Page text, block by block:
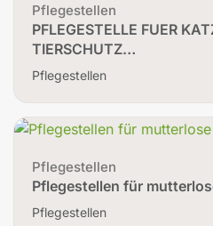
Pflegestellen
PFLEGESTELLE FUER
TIERSCHUTZ…
Pflegestellen
Pflegestellen
Pflegestellen für
Pflegestellen